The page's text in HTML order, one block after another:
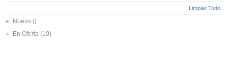
Limpiar Todo
Nuevo ()
En Oferta (10)